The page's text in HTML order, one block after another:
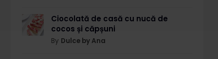
Ciocolată de casă cu nucă de
cocos și căpșuni
By Dulce by Ana